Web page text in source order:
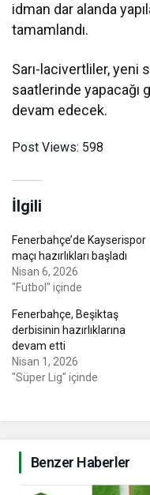
idman dar alanda
tamamlandı.
Sarı-lacivertliler, yeni
saatlerinde yapacağı
devam edecek.
Post Views: 598
İlgili
Fenerbahçe’de Kayserispor
maçı hazırlıkları başladı
Nisan 6, 2026
"Futbol" içinde
Fenerbahçe, Beşiktaş
derbisinin hazırlıklarına
devam etti
Nisan 1, 2026
"Süper Lig" içinde
Benzer Haberler